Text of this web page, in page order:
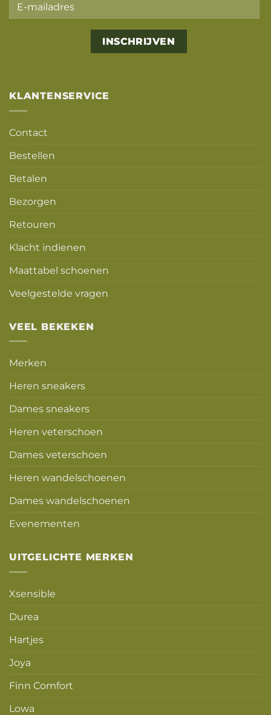
KLANTENSERVICE
Contact
Bestellen
Betalen
Bezorgen
Retouren
Klacht indienen
Maattabel schoenen
Veelgestelde vragen
VEEL BEKEKEN
Merken
Heren sneakers
Dames sneakers
Heren veterschoen
Dames veterschoen
Heren wandelschoenen
Dames wandelschoenen
Evenementen
UITGELICHTE MERKEN
Xsensible
Durea
Hartjes
Joya
Finn Comfort
Lowa